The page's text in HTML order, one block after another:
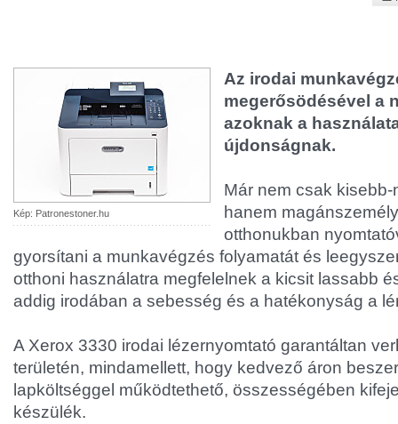
Kép: Patronestoner.hu
Az irodai
megerősödésével a
azoknak a
újdonságnak.
Már nem csak
hanem
otthonukban
gyorsítani a munkavégzés folyamatát és
otthoni használatra megfelelnek a kicsit lassabb
addig irodában a sebesség és a hatékonyság a
A Xerox 3330 irodai lézernyomtató garantáltan
területén, mindamellett, hogy kedvező áron
lapköltséggel működtethető, összességében
készülék.